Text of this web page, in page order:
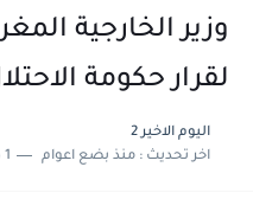
وزير الخارجية
لقرار حكومة
اليوم الاخير 2
اخر تحديث :منذ بضع اعوام 1 دقائق للقراءة